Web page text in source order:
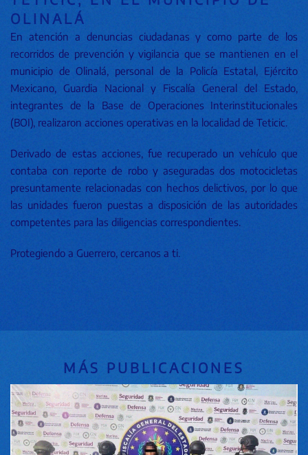
OLINALÁ
En atención a denuncias ciudadanas y como parte de los
recorridos de prevención y vigilancia que se mantienen en el
municipio de Olinalá, personal de la Policía Estatal, Ejército
Mexicano, Guardia Nacional y Fiscalía General del Estado,
integrantes de la Base de Operaciones Interinstitucionales
(BOI), realizaron acciones operativas en la localidad de Teticic.
Derivado de estas acciones, fue recuperado un vehículo que
contaba con reporte de robo y aseguradas dos motocicletas
presuntamente relacionadas con hechos delictivos, por lo que
las unidades fueron puestas a disposición de las autoridades
competentes para las diligencias correspondientes.
Protegiendo a Guerrero, cercanos a ti.
MÁS PUBLICACIONES